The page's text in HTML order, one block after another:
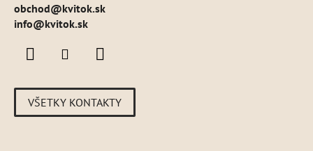
obchod@kvitok.sk
info@kvitok.sk
VŠETKY KONTAKTY